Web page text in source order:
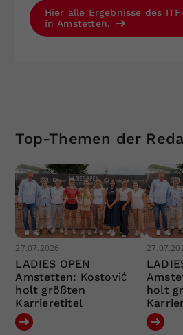
Hier alle Ergebnisse des
in Amstetten.
Top-Themen der
27.07.2026
LADIES OPEN
Amstetten: Kostović
holt größten
Karrieretitel
holt